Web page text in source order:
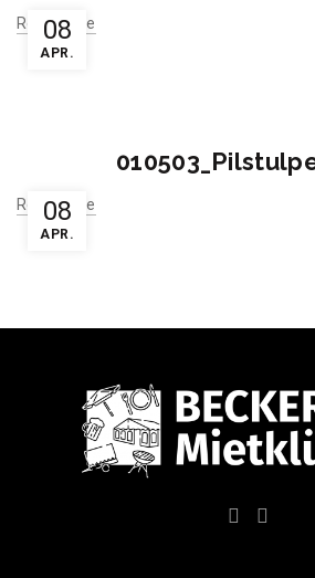
08
APR.
Read More
08
APR.
Read More